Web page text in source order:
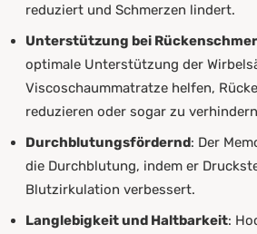
reduziert und Schmerzen lindert.
Unterstützung bei
optimale Unterstützung der
Viscoschaummatratze helfen,
reduzieren oder sogar zu
Durchblutungsfördernd: Der
die Durchblutung, indem er
Blutzirkulation verbessert.
Langlebigkeit und Haltbarkeit: